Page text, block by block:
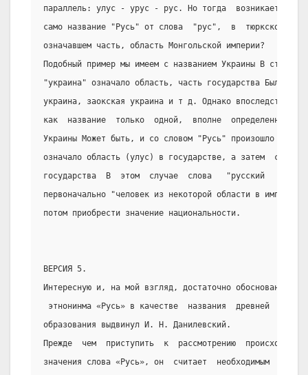
параллель: улус - урус - рус. Но тогда  возникает
само название "Русь" от слова  "рус",  в  тюркском
означавшем часть, область Монгольской империи?
Подобный пример мы имеем с названием Украины В старом
"украина" означало область, часть государства Было
украина, заокская украина и т д. Однако впоследствии
как  название  только  одной,  вполне  определенной
Украины Может быть, и со словом "Русь" произошло то
означало область (улус) в государстве, а затем  стало
государства  В  этом  случае  слова   "русский
первоначально "человек из некоторой области в
потом приобрести значение национальности.
ВЕРСИЯ 5.
Интересную и, на мой взгляд, достаточно обоснованную
этнонинма «Русь» в качестве  названия  древней  Руси
образования выдвинул И. Н. Данилевский.
Прежде  чем  приступить  к  рассмотрению
значения слова «Русь», он  считает  необходимым